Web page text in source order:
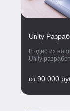
Unity
В одно из
Unity
от 90 000